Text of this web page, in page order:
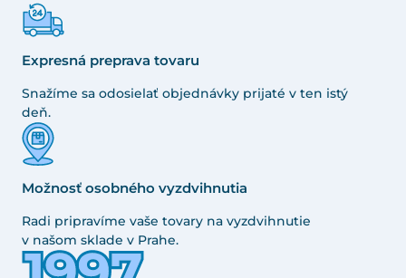
Expresná preprava tovaru
Snažíme sa odosielať objednávky prijaté v ten istý
deň.
Možnosť osobného vyzdvihnutia
Radi pripravíme vaše tovary na vyzdvihnutie
v našom sklade v Prahe.